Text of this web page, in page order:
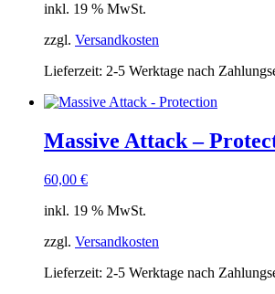
inkl. 19 % MwSt.
zzgl. Versandkosten
Lieferzeit: 2-5 Werktage nach
Massive Attack –
60,00 €
inkl. 19 % MwSt.
zzgl. Versandkosten
Lieferzeit: 2-5 Werktage nach